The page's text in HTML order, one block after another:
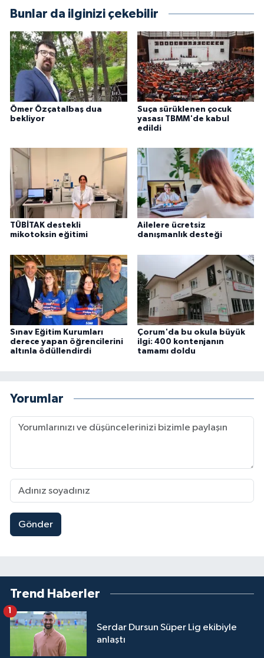
Bunlar da ilginizi çekebilir
Ömer Özçatalbaş dua
bekliyor
Suça sürüklenen çocuk
yasası TBMM'de kabul
edildi
TÜBİTAK destekli
mikotoksin eğitimi
Ailelere ücretsiz
danışmanlık desteği
Sınav Eğitim Kurumları
derece yapan öğrencilerini
altınla ödüllendirdi
Çorum'da bu okula büyük
ilgi: 400 kontenjanın
tamamı doldu
Yorumlar
Gönder
Trend Haberler
Serdar Dursun Süper Lig ekibiyle
anlaştı
1